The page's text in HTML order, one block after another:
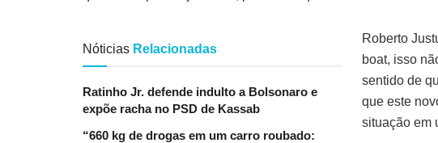
Nóticias Relacionadas
Ratinho Jr. defende indulto a Bolsonaro e
expõe racha no PSD de Kassab
“660 kg de drogas em um carro roubado:
Roberto
boat, isso
sentido de
que este
situação em